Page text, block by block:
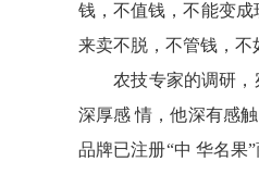
钱，不值钱，不能变
来卖不脱，不管钱，
农技专家的调研，宛
深厚感 情，他深有感
品牌已注册“中 华名果